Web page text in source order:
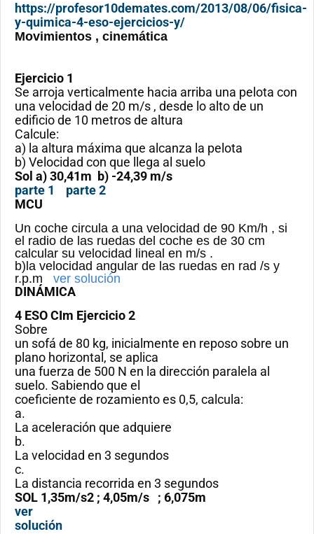
https://profesor10demates.com/2013/08/06/fisica-
y-quimica-4-eso-ejercicios-y/
Movimientos , cinemática
Ejercicio 1
Se arroja verticalmente hacia arriba una pelota con
una velocidad de 20 m/s , desde lo alto de un
edificio de 10 metros de altura
Calcule:
a) la altura máxima que alcanza la pelota
b) Velocidad con que llega al suelo
Sol a) 30,41m b) -24,39 m/s
parte 1
parte 2
MCU
Un coche circula a una velocidad de 90 Km/h , si
el radio de las ruedas del coche es de 30 cm
calcular su velocidad lineal en m/s .
b)la velocidad angular de las ruedas en rad /s y
r.p.m ver solución
DINÁMICA
4 ESO CIm Ejercicio 2
Sobre
un sofá de 80 kg, inicialmente en reposo sobre un
plano horizontal, se aplica
una fuerza de 500 N en la dirección paralela al
suelo. Sabiendo que el
coeficiente de rozamiento es 0,5, calcula:
a.
La aceleración que adquiere
b.
La velocidad en 3 segundos
c.
La distancia recorrida en 3 segundos
SOL 1,35m/s2 ; 4,05m/s ; 6,075m
ver
solución